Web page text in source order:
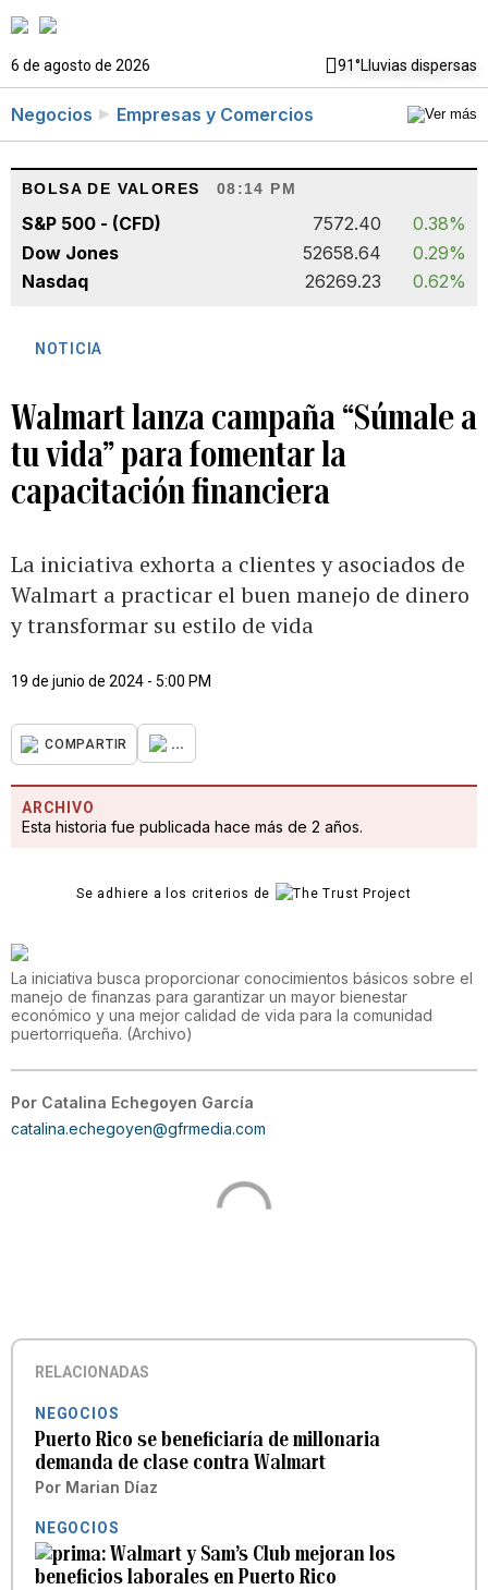
6 de agosto de 2026 91°Lluvias dispersas
Negocios Empresas y Comercios
BOLSA DE VALORES 08:14 PM
S&P 500 - (CFD) 7572.40
0.38%
Dow Jones
52658.64
0.29%
Nasdaq
26269.23 0.62%
NOTICIA
Walmart lanza campaña “Súmale a
tu vida” para fomentar la
capacitación financiera
La iniciativa exhorta a clientes y asociados de
Walmart a practicar el buen manejo de dinero
y transformar su estilo de vida
19 de junio de 2024 - 5:00 PM
COMPARTIR ...
ARCHIVO
Esta historia fue publicada hace más de 2 años.
Se adhiere a los criterios de
La iniciativa busca proporcionar conocimientos básicos sobre el
manejo de finanzas para garantizar un mayor bienestar
económico y una mejor calidad de vida para la comunidad
puertorriqueña. (Archivo)
Por Catalina Echegoyen García
catalina.echegoyen@gfrmedia.com
RELACIONADAS
NEGOCIOS
Puerto Rico se beneficiaría de millonaria
demanda de clase contra Walmart
Por Marian Díaz
NEGOCIOS
Walmart y Sam’s Club mejoran los
beneficios laborales en Puerto Rico